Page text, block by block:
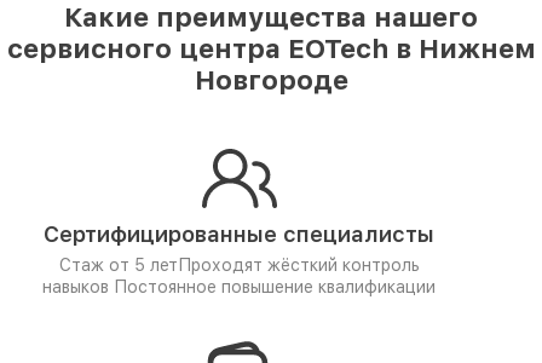
Какие преимущества нашего
сервисного центра EOTech в Нижнем
Новгороде
Сертифицированные специалисты
Стаж от 5 лет Проходят жёсткий контроль
навыков Постоянное повышение квалификации